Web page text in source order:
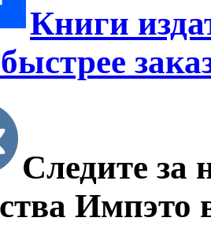
Книги
Следите за
Импэто